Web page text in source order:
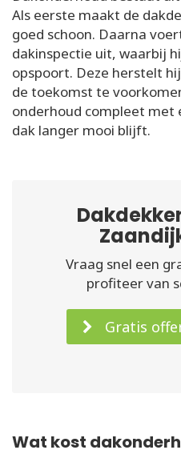
Als eerste maakt de
goed schoon. Daarna
dakinspectie uit, waarbij
opspoort. Deze herstelt
de toekomst te
onderhoud compleet met
dak langer mooi blijft.
Vraag snel een
profiteer van
Gratis
Wat kost